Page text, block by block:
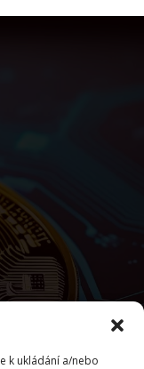
k ukládání a/nebo